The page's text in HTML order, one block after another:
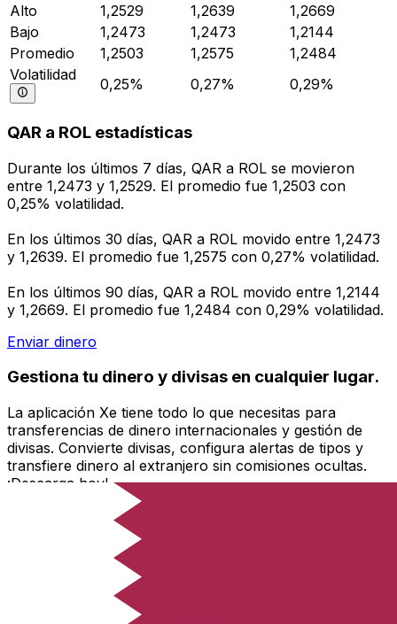
Alto
1,2529 1,2639
1,2669
Bajo
1,2473 1,2473
1,2144
Promedio
1,2503 1,2575
1,2484
Volatilidad
0,25% 0,27% 0,29%
QAR a ROL estadísticas
Durante los últimos 7 días, QAR a ROL se movieron
entre 1,2473 y 1,2529. El promedio fue 1,2503 con
0,25% volatilidad.
En los últimos 30 días, QAR a ROL movido entre 1,2473
y 1,2639. El promedio fue 1,2575 con 0,27% volatilidad.
En los últimos 90 días, QAR a ROL movido entre 1,2144
y 1,2669. El promedio fue 1,2484 con 0,29% volatilidad.
Enviar dinero
Gestiona tu dinero y divisas en cualquier lugar.
La aplicación Xe tiene todo lo que necesitas para
transferencias de dinero internacionales y gestión de
divisas. Convierte divisas, configura alertas de tipos y
transfiere dinero al extranjero sin comisiones ocultas.
¡Descarga hoy!